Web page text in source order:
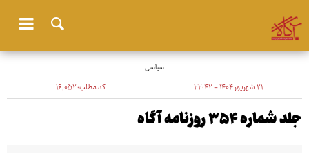
سیاسی
۲۱ شهریور ۱۴۰۴ - ۲۲:۴۲ کد مطلب:۱۶٬۰۵۲
جلد شماره ۳۵۴ روزنامه آگاه